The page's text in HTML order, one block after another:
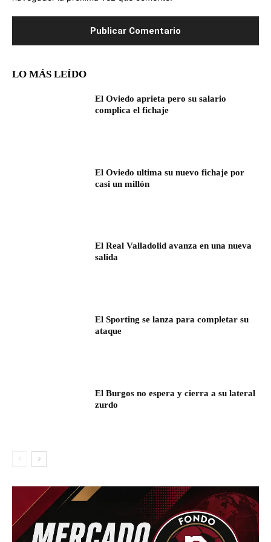
LO MÁS LEÍDO
El Oviedo aprieta pero su salario
complica el fichaje
El Oviedo ultima su nuevo fichaje por
casi un millón
El Real Valladolid avanza en una nueva
salida
El Sporting se lanza para completar su
ataque
El Burgos no espera y cierra a su lateral
zurdo